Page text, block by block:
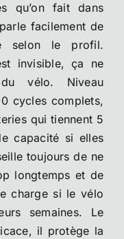
qu’on fait dans
facilement de
selon le profil.
invisible, ça ne
du vélo. Niveau
cycles complets,
qui tiennent 5
capacité si elles
toujours de ne
longtemps et de
charge si le vélo
semaines. Le
il protège la